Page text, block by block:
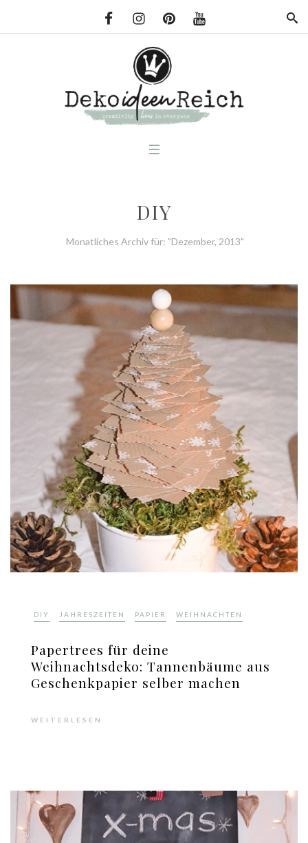
DIY
Monatliches Archiv für: "Dezember, 2013"
DIY JAHRESZEITEN PAPIER WEIHNACHTEN
Papertrees für deine
Weihnachtsdeko: Tannenbäume aus
Geschenkpapier selber machen
WEITERLESEN